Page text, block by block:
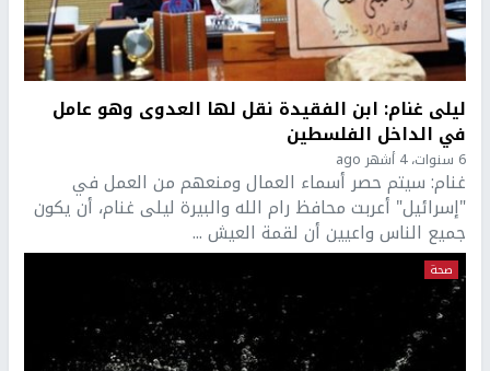
ليلى غنام: ابن الفقيدة نقل لها العدوى وهو عامل
في الداخل الفلسطين
6 سنوات، 4 أشهر ago
غنام: سيتم حصر أسماء العمال ومنعهم من العمل في
"إسرائيل" أعربت محافظ رام الله والبيرة ليلى غنام، أن يكون
جميع الناس واعيين أن لقمة العيش ...
صحة